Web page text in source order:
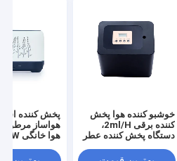
خوشبو کننده هوا پخش
کننده برقی 2ml/H،
دستگاه پخش کننده عطر
پخش کننده
هواساز مرطوب
آلتراسونیک